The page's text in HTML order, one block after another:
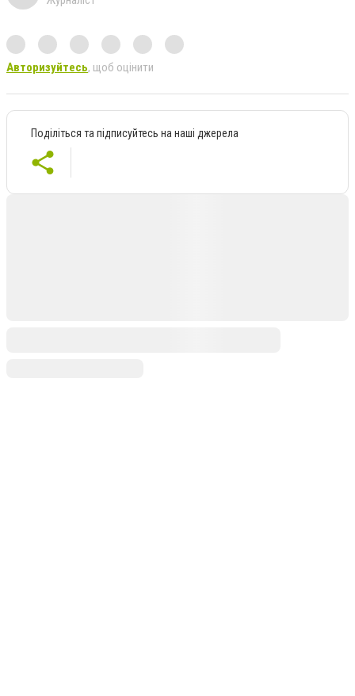
Авторизуйтесь, щоб оцінити
Поділіться та підписуйтесь на наші джерела